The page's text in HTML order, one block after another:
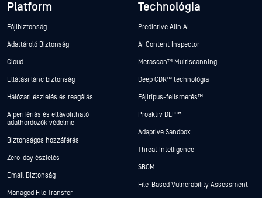
Platform
Fájlbiztonság
Adattároló Biztonság
Cloud
Ellátási lánc biztonság
Hálózati észlelés és reagálás
A perifériás és eltávolítható
adathordozók védelme
Biztonságos hozzáférés
Zero-day észlelés
Email Biztonság
Managed File Transfer
Technológia
Predictive Alin AI
AI Content Inspector
Metascan™ Multiscanning
Deep CDR™ technológia
Fájltípus-felismerés™
Proaktív DLP™
Adaptive Sandbox
Threat Intelligence
SBOM
File-Based Vulnerability Assessment